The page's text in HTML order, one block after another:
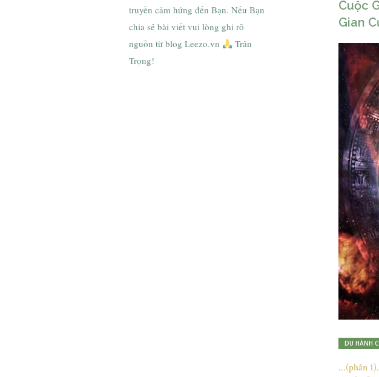
truyền cảm hứng đến Bạn. Nếu Bạn
chia sẻ bài viết vui lòng ghi rõ
nguồn từ blog Leezo.vn
Trân
Trọng!
Cuộc
Gian
DU HÀNH
...(phần